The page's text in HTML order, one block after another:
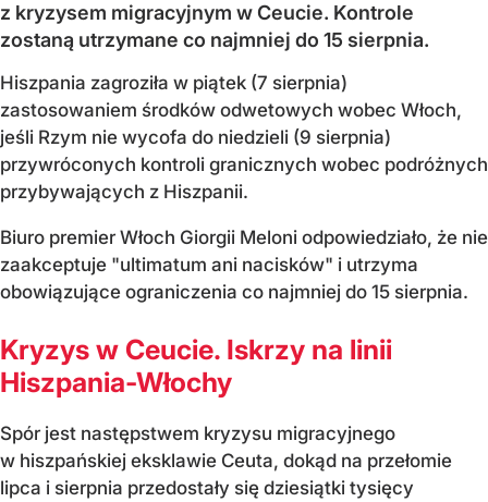
z kryzysem migracyjnym w Ceucie. Kontrole
zostaną utrzymane co najmniej do 15 sierpnia.
Hiszpania zagroziła w piątek (7 sierpnia)
zastosowaniem środków odwetowych wobec Włoch,
jeśli Rzym nie wycofa do niedzieli (9 sierpnia)
przywróconych kontroli granicznych wobec podróżnych
przybywających z Hiszpanii.
Biuro premier Włoch Giorgii Meloni odpowiedziało, że nie
zaakceptuje "ultimatum ani nacisków" i utrzyma
obowiązujące ograniczenia co najmniej do 15 sierpnia.
Kryzys w Ceucie. Iskrzy na linii
Hiszpania-Włochy
Spór jest następstwem kryzysu migracyjnego
w hiszpańskiej eksklawie Ceuta, dokąd na przełomie
lipca i sierpnia przedostały się dziesiątki tysięcy